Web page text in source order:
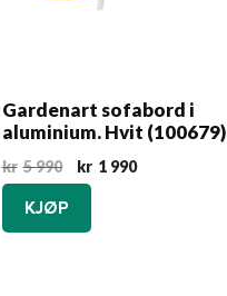
Gardenart sofabord i
aluminium. Hvit (100679)
kr 5 990
Opprinnelig
pris
kr5
kr 1 990Nåværende
KJØP